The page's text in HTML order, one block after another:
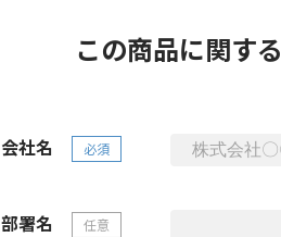
この商品に関する
会社名 必須
部署名 任意